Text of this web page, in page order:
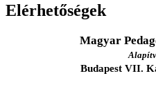
Elérhetőségek
Magyar
Budapest VII.